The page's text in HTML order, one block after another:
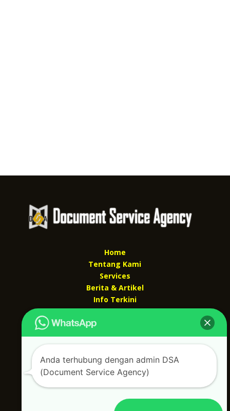
Home
Tentang Kami
Services
Berita & Artikel
Info Terkini
Kontak Kami
Kontak kami
Alamat kantor :
Jl Swadaya Pam No 6 Rt 006 Rw 007 Jatinegara,
Cakung, Jakarta Timur 13930
(Dekat Mesjid Al Marzukiyah Swadaya Pam)
087887631193 / 021 48671259
documentsserviceagency@gmail.com
Anda terhubung dengan admin DSA
(Document Service Agency)